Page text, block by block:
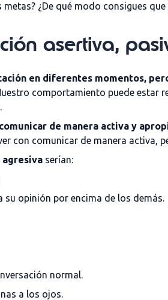
¿De qué modo consigues
asertiva,
en diferentes momentos,
comportamiento puede
de manera activa y
con comunicar de manera activa,
agresiva serían:
su opinión por encima de los demás.
normal.
a los ojos.